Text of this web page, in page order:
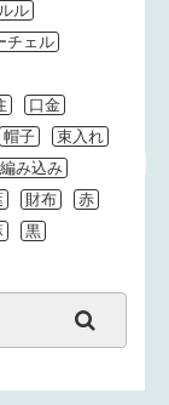
ルル
チェル
口金
帽子
束入れ
編み込み
財布
赤
黒